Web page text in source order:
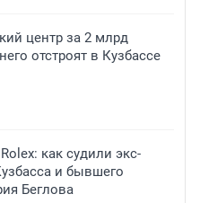
центр за 2 млрд
отстроят в Кузбассе
как судили экс-
и бывшего
Беглова